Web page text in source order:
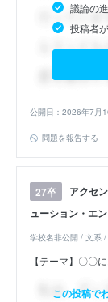
議論の
投稿者
公開日：2026年7月
問題を報告する
27卒
アクセ
ューション・エ
学校名非公開 / 文系
【テーマ】〇〇
この投稿で